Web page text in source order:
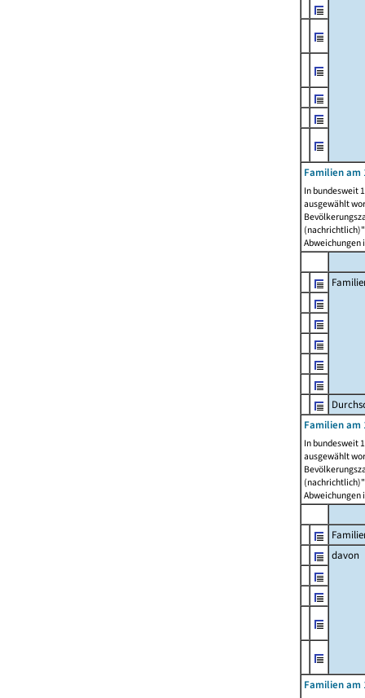
Familien am
In bundesweit
ausgewählt
Abweichungen
Familien am
In bundesweit
ausgewählt
Abweichungen
davon
Familien am